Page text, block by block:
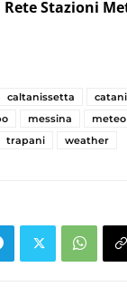
Rete Stazioni
caltanissetta
messina meteo
trapani weather